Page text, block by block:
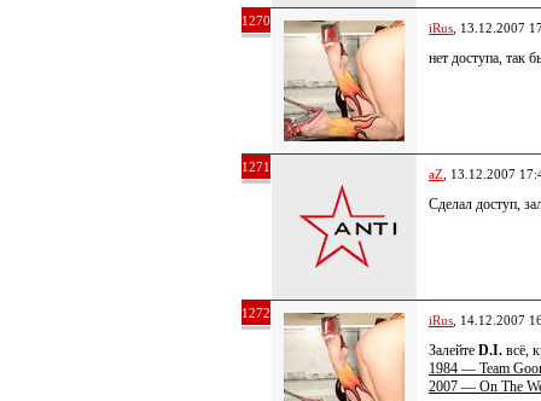
1270 iRus , 13.12.2007
нет доступа, так
1271 aZ , 13.12.2007
Сделал доступ,
1272 iRus , 14.12.2007
Залейте D.I. всё,
1984 — Team
2007 — On The